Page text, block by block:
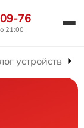
76
21:00
устройств